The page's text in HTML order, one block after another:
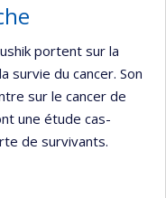
portent sur la
survie du cancer. Son
sur le cancer de
une étude cas-
de survivants.